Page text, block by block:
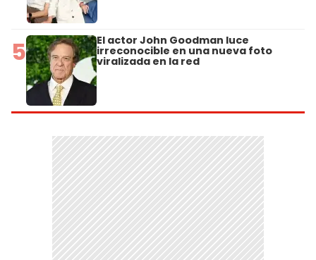
5 El actor John Goodman luce
irreconocible en una nueva foto
viralizada en la red